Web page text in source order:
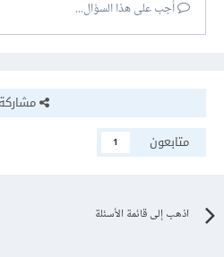
أجب على هذا السؤال...
مشاركة
متابعون
1
اذهب إلى قائمة الأسئلة